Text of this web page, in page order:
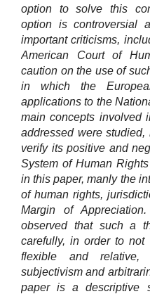
option to solve this
option is controversial
important criticisms,
American Court of
caution on the use of
in which the
applications to the
main concepts involved
addressed were
verify its positive and
System of Human
in this paper, manly the
of human rights,
Margin of
observed that such a
carefully, in order to
flexible and
subjectivism and
paper is a descriptive